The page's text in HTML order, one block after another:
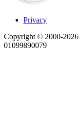
Privacy
Copyright © 2000-2026
01099890079